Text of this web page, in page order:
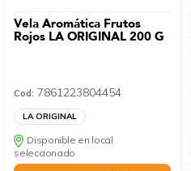
Vela Aromática Frutos
Rojos LA ORIGINAL 200 G
Cod: 7861223804454
LA ORIGINAL
Disponible en local
seleccionado